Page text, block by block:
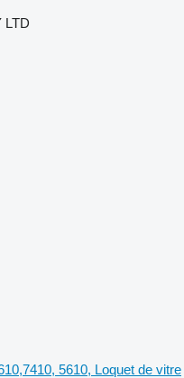
LTD
5610, Loquet de vitre